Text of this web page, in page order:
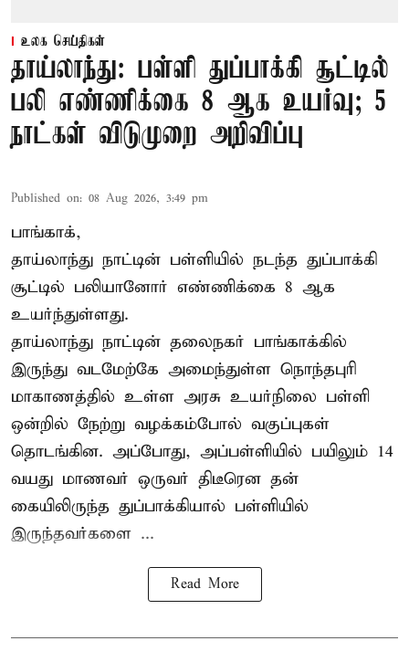
உலக செய்திகள்
தாய்லாந்து: பள்ளி துப்பாக்கி சூட்டில்
பலி எண்ணிக்கை 8 ஆக உயர்வு; 5
நாட்கள் விடுமுறை அறிவிப்பு
Published on: 08 Aug 2026, 3:49 pm
பாங்காக்,
தாய்லாந்து நாட்டின் பள்ளியில் நடந்த துப்பாக்கி
சூட்டில் பலியானோர் எண்ணிக்கை 8 ஆக
உயர்ந்துள்ளது.
தாய்லாந்து நாட்டின் தலைநகர் பாங்காக்கில்
இருந்து வடமேற்கே அமைந்துள்ள நொந்தபுரி
மாகாணத்தில் உள்ள அரசு உயர்நிலை பள்ளி
ஒன்றில் நேற்று வழக்கம்போல் வகுப்புகள்
தொடங்கின. அப்போது, அப்பள்ளியில் பயிலும் 14
வயது மாணவர் ஒருவர் திடீரென தன்
கையிலிருந்த துப்பாக்கியால் பள்ளியில்
இருந்தவர்களை ...
Read More